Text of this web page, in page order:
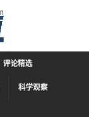
评论精选
科学观察